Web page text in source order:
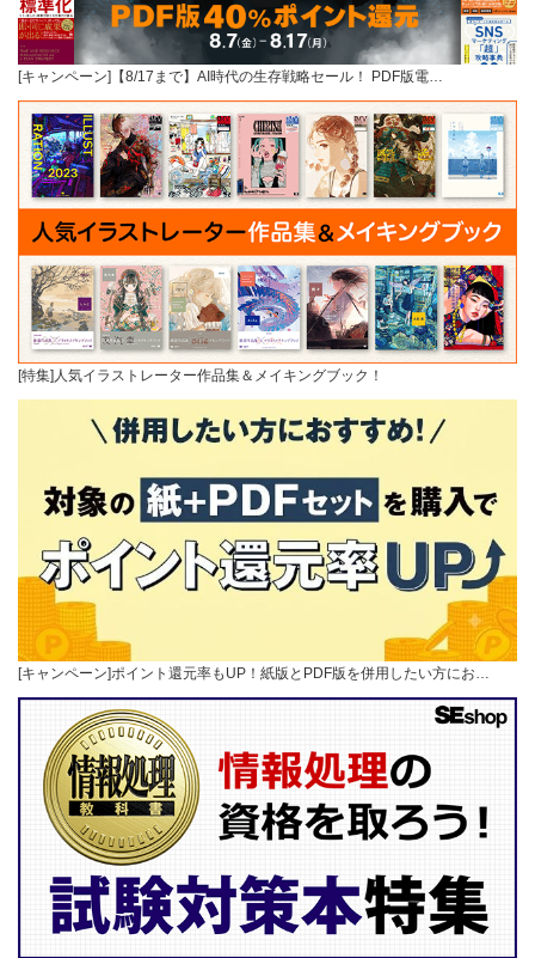
[キャンペーン]【8/17まで】AI時代の生存戦略セール！ PDF版電…
[特集]人気イラストレーター作品集＆メイキングブック！
[キャンペーン]ポイント還元率もUP！紙版とPDF版を併用したい方にお…